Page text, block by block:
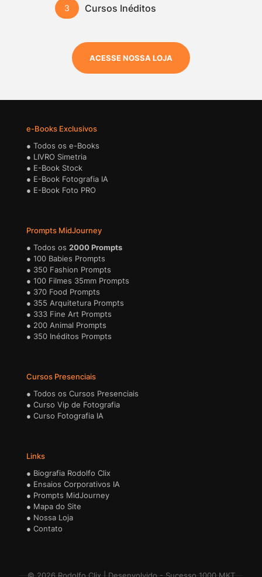
Cursos Inéditos
ACESSE NOSSA LOJA
e-Books Exclusivos
● Todos os e-Books
● LIVRO Simetria
● E-Book Stock
● E-Book Fotografia IA
● E-Book Foto PRO
Prompts MidJourney
● Todos os 2000 Prompts
● 100 Babies Prompts
● 350 Fashion Prompts
● 100 Filmes 35mm Prompts
● 370 Food Prompts
● 355 Arquitetura Prompts
● 333 Fine Art Prompts
● 200 Animal Prompts
● 350 Inéditos Prompts
Cursos Presenciais
● Todos os Cursos Presenciais
● Curso Vip de Fotografia
● Curso Fotografia IA
Links
● Biografia Rodolfo Clix
● Ensaios Corporativos IA
● Prompts MidJourney
● Mapa do Site
● Nossa Loja
● Contato